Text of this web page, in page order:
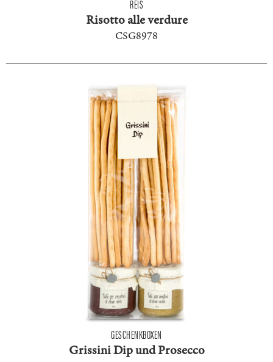
REIS
Risotto alle verdure
CSG8978
GESCHENKBOXEN
Grissini Dip und Prosecco